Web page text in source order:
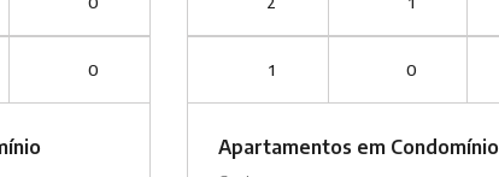
0 1 0
Apartamentos em Condomínio